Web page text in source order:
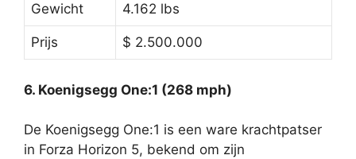
Gewicht 4.162 lbs
Prijs $ 2.500.000
6. Koenigsegg One:1 (268 mph)
De Koenigsegg One:1 is een ware krachtpatser
in Forza Horizon 5, bekend om zijn